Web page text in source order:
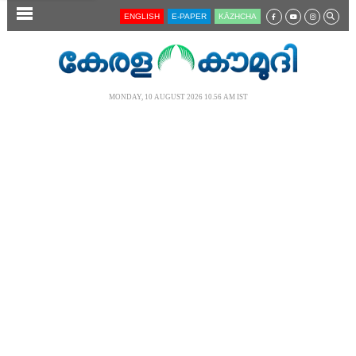
SECTIONS ENGLISH E-PAPER KĀZHCHA
MONDAY, 10 AUGUST 2026 10.56 AM IST